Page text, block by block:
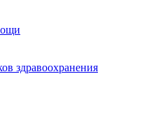
здравоохранения